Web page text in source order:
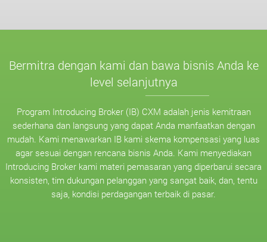
Bermitra dengan kami dan bawa bisnis Anda ke
level selanjutnya
Program Introducing Broker (IB) CXM adalah jenis kemitraan
sederhana dan langsung yang dapat Anda manfaatkan dengan
mudah. Kami menawarkan IB kami skema kompensasi yang luas
agar sesuai dengan rencana bisnis Anda. Kami menyediakan
Introducing Broker kami materi pemasaran yang diperbarui secara
konsisten, tim dukungan pelanggan yang sangat baik, dan, tentu
saja, kondisi perdagangan terbaik di pasar.